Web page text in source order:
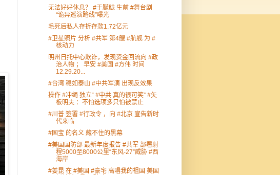
无法好好休息？ #于朦胧 生前 #舞台剧
“诡异巡演路线”曝光
毛死后私人存折存款1.72亿元
#卫星照片 分析 #共军 第4艘 #航舰 为 #
核动力
明州日托中心欺诈，发现资金回流向 #政
治人物 ； 早安 #美国 #方伟 时间
12.29.20...
#台湾 稳如泰山 #中共军演 出现反效果
操作 #冲绳 独立“ #中共 真的很可笑” #矢
板明夫 ：不怕选项多只怕被禁止
#川普 签署 #行政令 ，向 #北京 宣告新时
代来临
#国宝 的名义 藏不住的黑幕
#美国国防部 最新年度报告 #共军 部署射
程5000至8000公里“东风-27”威胁 #西
海岸
#姜昆 在 #美国 #豪宅 高唱我的祖国 美国